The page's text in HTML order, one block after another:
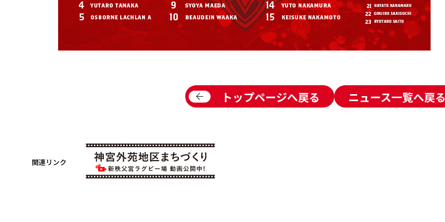
arrow_back トップページへ戻る ニュース一覧へ戻る
関連リンク